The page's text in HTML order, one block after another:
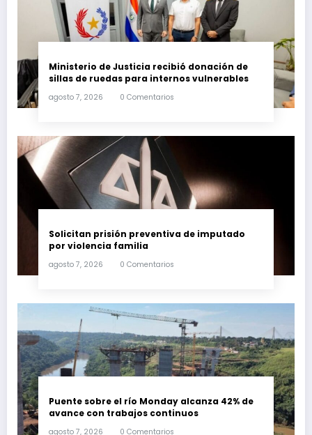
Ministerio de Justicia recibió donación de
sillas de ruedas para internos vulnerables
agosto 7, 2026 0 Comentarios
Solicitan prisión preventiva de imputado
por violencia familia
agosto 7, 2026 0 Comentarios
Puente sobre el río Monday alcanza 42% de
avance con trabajos continuos
agosto 7, 2026 0 Comentarios